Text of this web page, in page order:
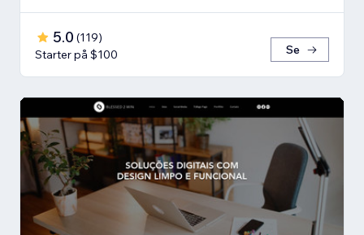
5.0 (119)
Starter på $100
Se